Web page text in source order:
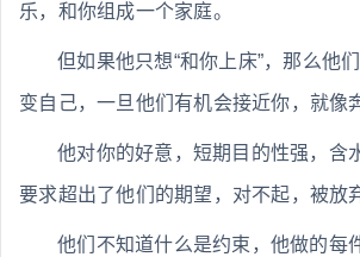
乐，和你组成一个家庭。
但如果他只想“和你上床”，那么他
变自己，一旦他们有机会接近你，就像
他对你的好意，短期目的性强，含
要求超出了他们的期望，对不起，被放
他们不知道什么是约束，他做的每